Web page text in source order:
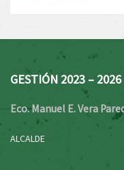
GESTIÓN 2023 – 2026
Eco. Manuel E. Vera
ALCALDE